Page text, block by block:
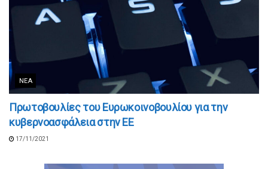
ΝΈΑ
Πρωτοβουλίες του Ευρωκοινοβουλίου για την
κυβερνοασφάλεια στην ΕΕ
17/11/2021